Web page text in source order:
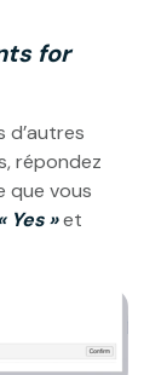
for
d’autres
répondez
que vous
« Yes »et